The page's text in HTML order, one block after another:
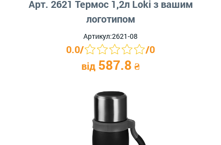
Арт. 2621 Термос 1,2л Loki з вашим
логотипом
Артикул:2621-08
0.0/ /0
від 587.8 ₴